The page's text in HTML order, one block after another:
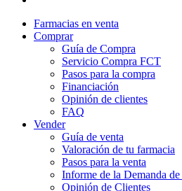
Farmacias en venta
Comprar
Guía de Compra
Servicio Compra FCT
Pasos para la compra
Financiación
Opinión de clientes
FAQ
Vender
Guía de venta
Valoración de tu farmacia
Pasos para la venta
Informe de la Demanda
Opinión de Clientes